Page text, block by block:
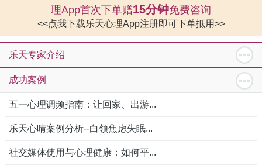
理App首次下单赠15分钟免费咨询
<<点我下载乐天心理App注册即可下单抵用>>
乐天专家介绍
成功案例
五一心理调频指南：让回家、出游...
乐天心晴案例分析--白领焦虑失眠...
社交媒体使用与心理健康：如何平...